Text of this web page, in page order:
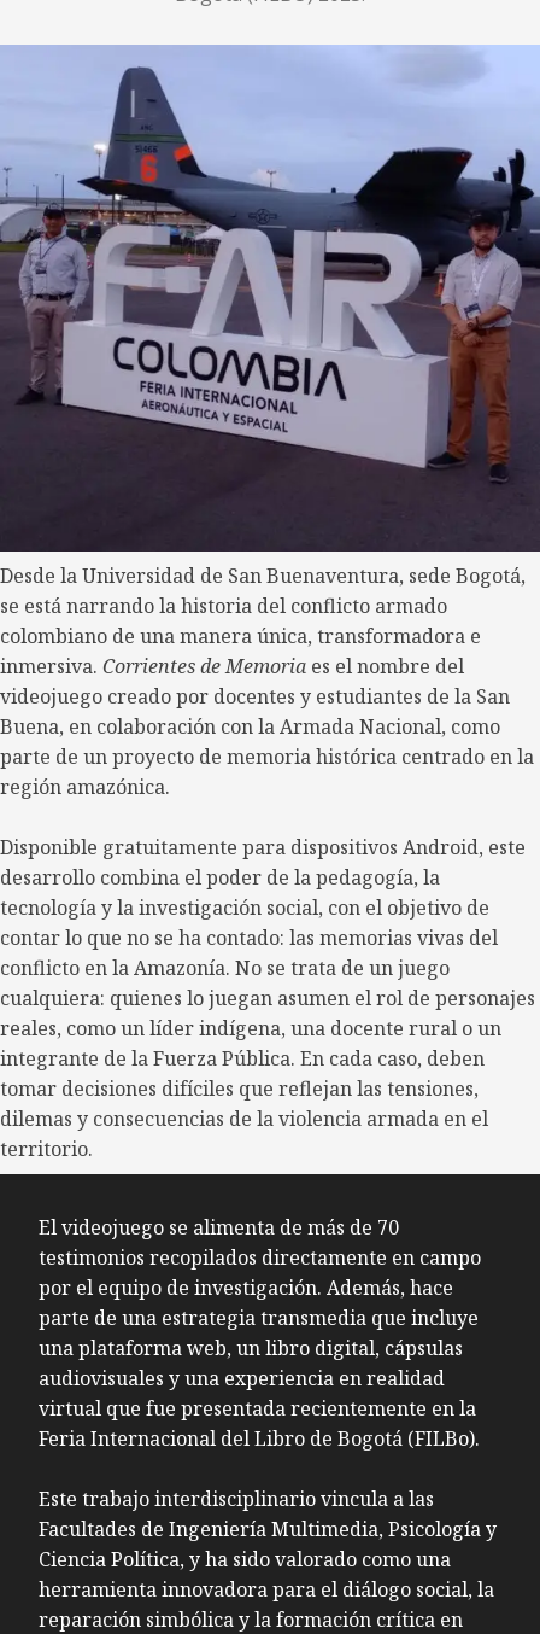
Desde la Universidad de San Buenaventura, sede Bogotá,
se está narrando la historia del conflicto armado
colombiano de una manera única, transformadora e
inmersiva. Corrientes de Memoria es el nombre del
videojuego creado por docentes y estudiantes de la San
Buena, en colaboración con la Armada Nacional, como
parte de un proyecto de memoria histórica centrado en la
región amazónica.
Disponible gratuitamente para dispositivos Android, este
desarrollo combina el poder de la pedagogía, la
tecnología y la investigación social, con el objetivo de
contar lo que no se ha contado: las memorias vivas del
conflicto en la Amazonía. No se trata de un juego
cualquiera: quienes lo juegan asumen el rol de personajes
reales, como un líder indígena, una docente rural o un
integrante de la Fuerza Pública. En cada caso, deben
tomar decisiones difíciles que reflejan las tensiones,
dilemas y consecuencias de la violencia armada en el
territorio.
El videojuego se alimenta de más de 70
testimonios recopilados directamente en campo
por el equipo de investigación. Además, hace
parte de una estrategia transmedia que incluye
una plataforma web, un libro digital, cápsulas
audiovisuales y una experiencia en realidad
virtual que fue presentada recientemente en la
Feria Internacional del Libro de Bogotá (FILBo).
Este trabajo interdisciplinario vincula a las
Facultades de Ingeniería Multimedia, Psicología y
Ciencia Política, y ha sido valorado como una
herramienta innovadora para el diálogo social, la
reparación simbólica y la formación crítica en